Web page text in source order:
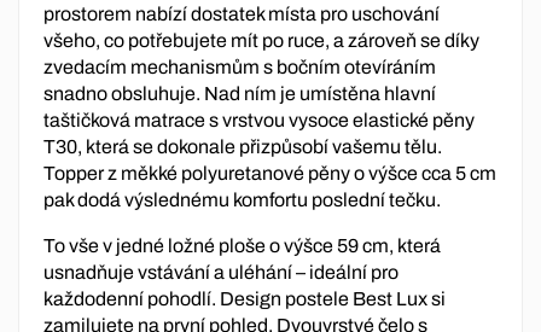
prostorem nabízí dostatek místa pro uschování
všeho, co potřebujete mít po ruce, a zároveň se díky
zvedacím mechanismům s bočním otevíráním
snadno obsluhuje. Nad ním je umístěna hlavní
taštičková matrace s vrstvou vysoce elastické pěny
T30, která se dokonale přizpůsobí vašemu tělu.
Topper z měkké polyuretanové pěny o výšce cca 5 cm
pak dodá výslednému komfortu poslední tečku.
To vše v jedné ložné ploše o výšce 59 cm, která
usnadňuje vstávání a uléhání – ideální pro
každodenní pohodlí. Design postele Best Lux si
zamilujete na první pohled. Dvouvrstvé čelo s